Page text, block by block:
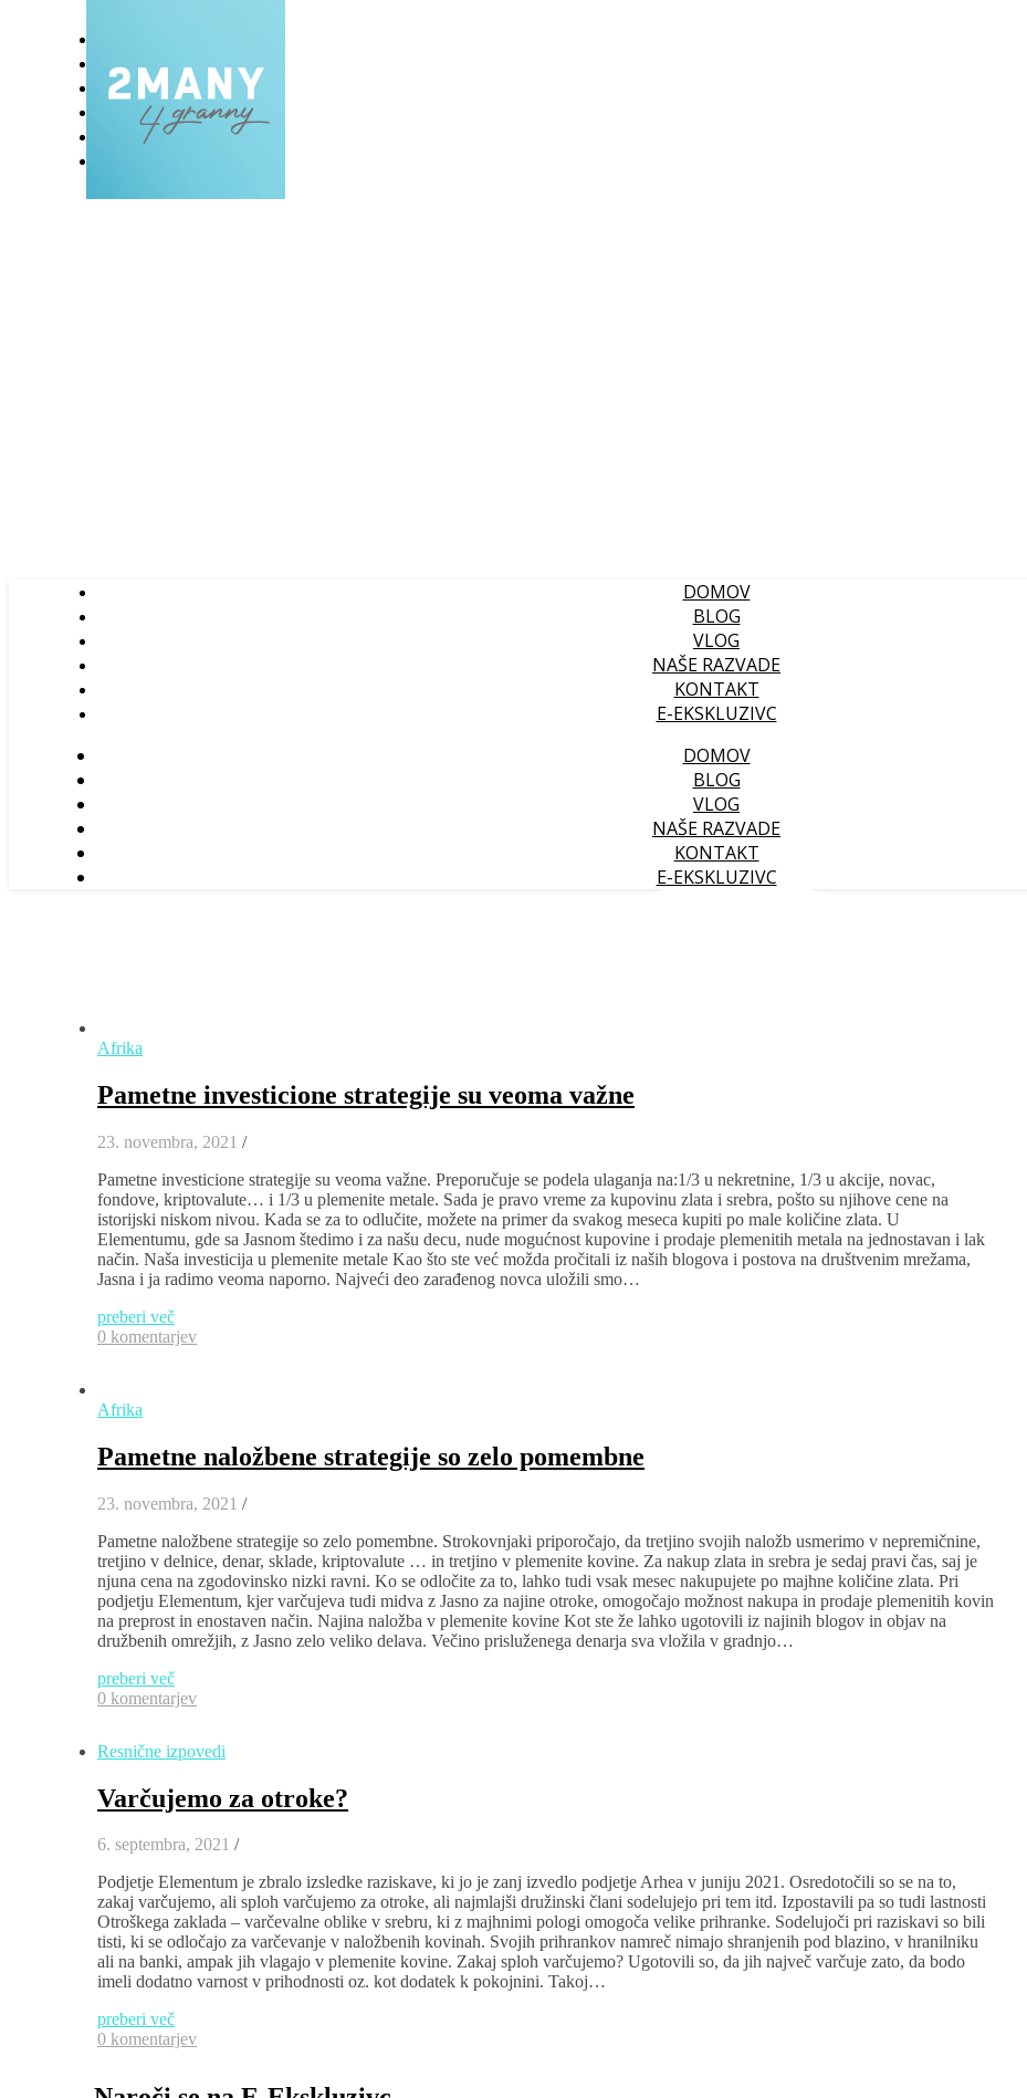
BLOG
VLOG
NAŠE RAZVADE
KONTAKT
DOMOV
BLOG
VLOG
NAŠE RAZVADE
KONTAKT
E-EKSKLUZIVC
DOMOV
BLOG
VLOG
NAŠE RAZVADE
KONTAKT
E-EKSKLUZIVC
Afrika
Pametne investicione strategije su veoma važne
23. novembra, 2021 /
Pametne investicione strategije su veoma važne. Preporučuje se podela ulaganja na:1/3 u nekretnine, 1/3 u akcije, novac,
fondove, kriptovalute… i 1/3 u plemenite metale. Sada je pravo vreme za kupovinu zlata i srebra, pošto su njihove cene na
istorijski niskom nivou. Kada se za to odlučite, možete na primer da svakog meseca kupiti po male količine zlata. U
Elementumu, gde sa Jasnom štedimo i za našu decu, nude mogućnost kupovine i prodaje plemenitih metala na jednostavan i lak
način. Naša investicija u plemenite metale Kao što ste već možda pročitali iz naših blogova i postova na društvenim mrežama,
Jasna i ja radimo veoma naporno. Najveći deo zarađenog novca uložili smo…
preberi več
0 komentarjev
Afrika
Pametne naložbene strategije so zelo pomembne
23. novembra, 2021 /
Pametne naložbene strategije so zelo pomembne. Strokovnjaki priporočajo, da tretjino svojih naložb usmerimo v nepremičnine,
tretjino v delnice, denar, sklade, kriptovalute … in tretjino v plemenite kovine. Za nakup zlata in srebra je sedaj pravi čas, saj je
njuna cena na zgodovinsko nizki ravni. Ko se odločite za to, lahko tudi vsak mesec nakupujete po majhne količine zlata. Pri
podjetju Elementum, kjer varčujeva tudi midva z Jasno za najine otroke, omogočajo možnost nakupa in prodaje plemenitih kovin
na preprost in enostaven način. Najina naložba v plemenite kovine Kot ste že lahko ugotovili iz najinih blogov in objav na
družbenih omrežjih, z Jasno zelo veliko delava. Večino prisluženega denarja sva vložila v gradnjo…
preberi več
0 komentarjev
Resnične izpovedi
Varčujemo za otroke?
6. septembra, 2021 /
Podjetje Elementum je zbralo izsledke raziskave, ki jo je zanj izvedlo podjetje Arhea v juniju 2021. Osredotočili so se na to,
zakaj varčujemo, ali sploh varčujemo za otroke, ali najmlajši družinski člani sodelujejo pri tem itd. Izpostavili pa so tudi lastnosti
Otroškega zaklada – varčevalne oblike v srebru, ki z majhnimi pologi omogoča velike prihranke. Sodelujoči pri raziskavi so bili
tisti, ki se odločajo za varčevanje v naložbenih kovinah. Svojih prihrankov namreč nimajo shranjenih pod blazino, v hranilniku
ali na banki, ampak jih vlagajo v plemenite kovine. Zakaj sploh varčujemo? Ugotovili so, da jih največ varčuje zato, da bodo
imeli dodatno varnost v prihodnosti oz. kot dodatek k pokojnini. Takoj…
preberi več
0 komentarjev